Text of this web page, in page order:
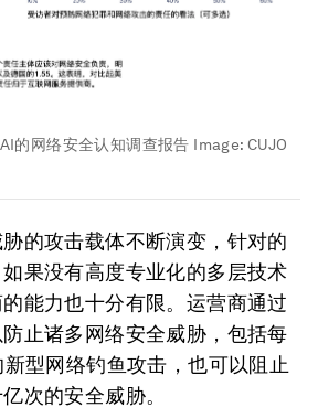
的网络安全认知调查报告 Image:CUJO
的攻击载体不断演变，针对的
果没有高度专业化的多层技术
能力也十分有限。运营商通过
止诸多网络安全威胁，包括每
型网络钓鱼攻击，也可以阻止
次的安全威胁。